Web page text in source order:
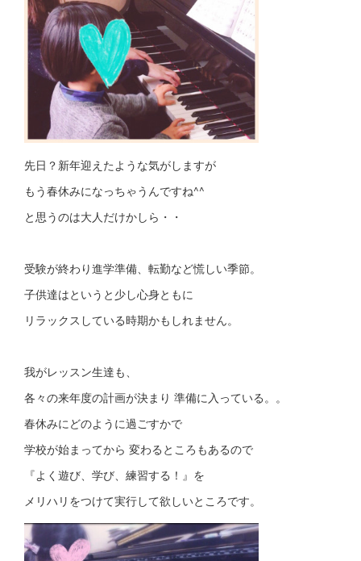
先日？新年迎えたような気がしますが
もう春休みになっちゃうんですね^^
と思うのは大人だけかしら・・
受験が終わり進学準備、転勤など慌しい季節。
子供達はというと少し心身ともに
リラックスしている時期かもしれません。
我がレッスン生達も、
各々の来年度の計画が決まり 準備に入っている。。
春休みにどのように過ごすかで
学校が始まってから 変わるところもあるので
『よく遊び、学び、練習する！』を
メリハリをつけて実行して欲しいところです。